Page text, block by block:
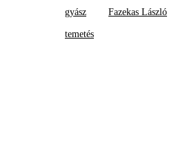
gyász Fazekas László
temetés